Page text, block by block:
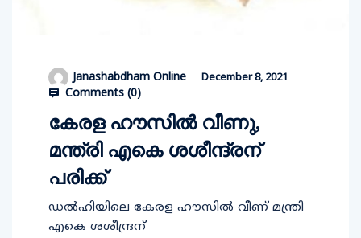
Janashabdham Online December 8, 2021
Comments (0)
കേരള ഹൗസില്‍ വീണു,
മന്ത്രി എകെ ശശീന്ദ്രന്‌
പരിക്ക്‌
ഡല്‍ഹിയിലെ കേരള ഹൗസില്‍ വീണ് മന്ത്രി
എകെ ശശീന്ദ്രന്